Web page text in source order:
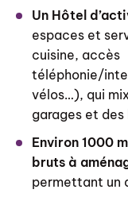
Un Hôtel
espaces et
cuisine, accès
téléphonie/
vélos…), qui
garages et
Environ 1000
bruts à
permettant un